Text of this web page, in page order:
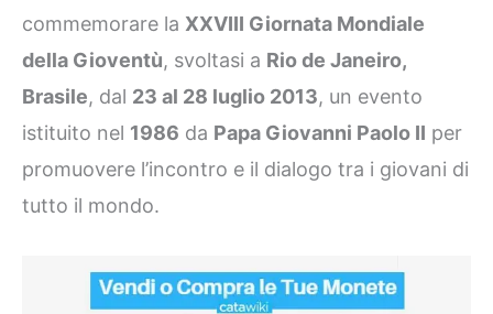
commemorare la XXVIII Giornata Mondiale
della Gioventù, svoltasi a Rio de Janeiro,
Brasile, dal 23 al 28 luglio 2013, un evento
istituito nel 1986 da Papa Giovanni Paolo II per
promuovere l’incontro e il dialogo tra i giovani di
tutto il mondo.